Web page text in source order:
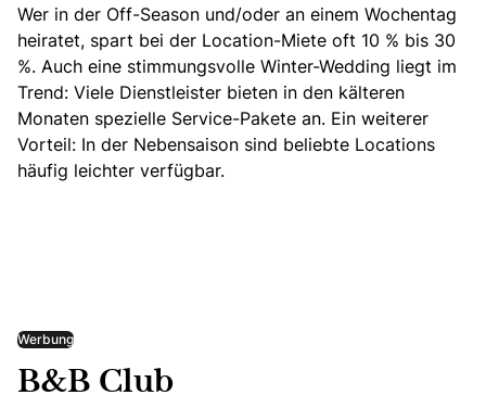
Wer in der Off-Season und/oder an einem Wochentag
heiratet, spart bei der Location-Miete oft 10 % bis 30
%. Auch eine stimmungsvolle Winter-Wedding liegt im
Trend: Viele Dienstleister bieten in den kälteren
Monaten spezielle Service-Pakete an. Ein weiterer
Vorteil: In der Nebensaison sind beliebte Locations
häufig leichter verfügbar.
Werbung
B&B Club